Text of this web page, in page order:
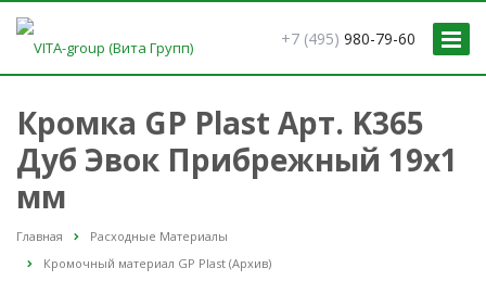
+7 (495) 980-79-60
Кромка GP Plast Арт. K365
Дуб Эвок Прибрежный 19x1
мм
Главная
Расходные Материалы
Кромочный материал GP Plast (Архив)